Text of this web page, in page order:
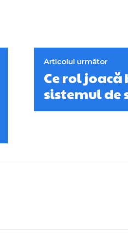
Articolul următor
Ce rol
sistemul de